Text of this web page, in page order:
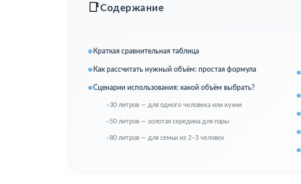
📑Содержание
Краткая сравнительная таблица
Как рассчитать нужный объём: простая формула
Сценарии использования: какой объём выбрать?
30 литров — для одного человека или кухни
50 литров — золотая середина для пары
80 литров — для семьи из 2–3 человек